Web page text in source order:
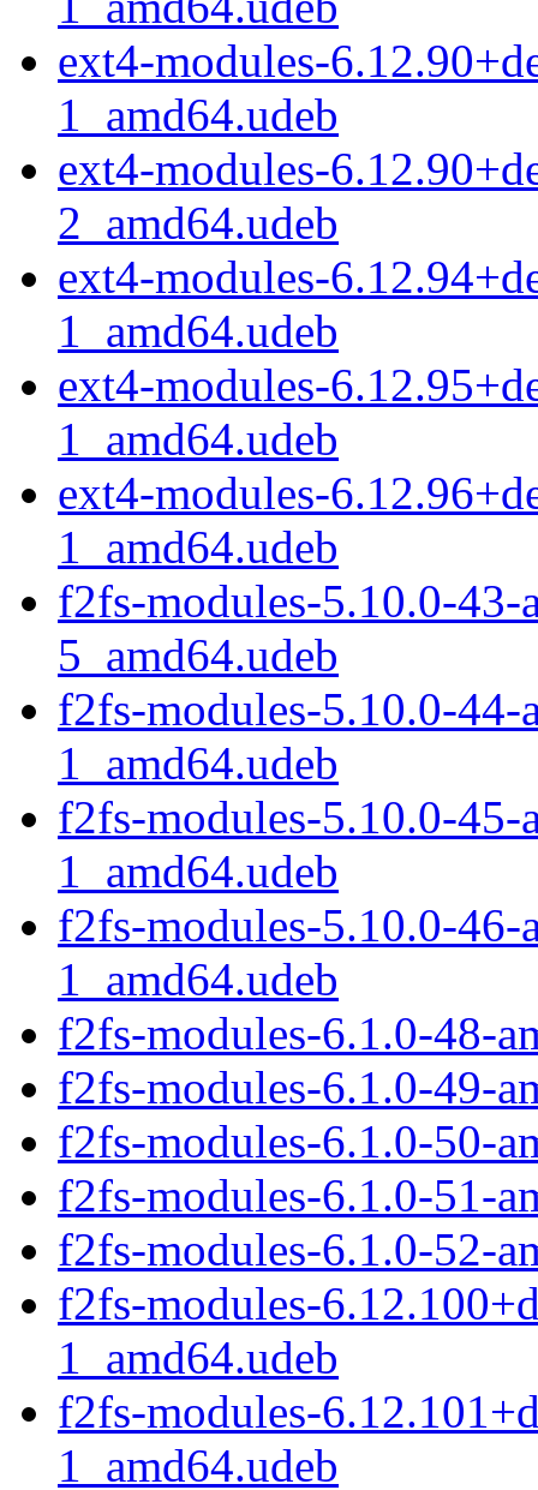
ext4-modules-
1_amd64.udeb
ext4-modules-
2_amd64.udeb
ext4-modules-
1_amd64.udeb
ext4-modules-
1_amd64.udeb
ext4-modules-
1_amd64.udeb
f2fs-modules-5.10.0-
5_amd64.udeb
f2fs-modules-5.10.0-
1_amd64.udeb
f2fs-modules-5.10.0-
1_amd64.udeb
f2fs-modules-5.10.0-
1_amd64.udeb
f2fs-modules-6.1.0-48-
f2fs-modules-6.1.0-49-
f2fs-modules-6.1.0-50-
f2fs-modules-6.1.0-51-
f2fs-modules-6.1.0-52-
f2fs-modules-
1_amd64.udeb
f2fs-modules-
1_amd64.udeb